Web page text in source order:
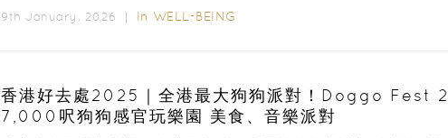
9th January, 2026 ｜ In WELL-BEING
香港好去處2025｜全港最大狗狗派對！Doggo Fest
7,000呎狗狗感官玩樂園 美食、音樂派對